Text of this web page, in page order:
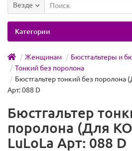
Везде
Категории
Женщинам
Бюстгальтеры и
Тонкий без поролона
Бюстгальтер тонкий без
Арт: 088 D
Бюстгальтер
поролона (Для
LuLoLa Арт: 088 D